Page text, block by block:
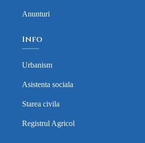
Anunturi
Info
Urbanism
Asistenta sociala
Starea civila
Registrul Agricol